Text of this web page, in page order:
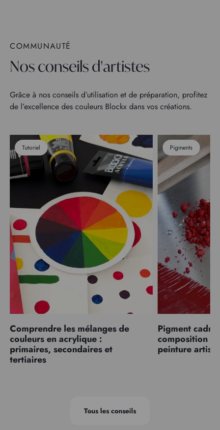
COMMUNAUTÉ
Nos conseils d'artistes
Grâce à nos conseils d’utilisation et de préparation, profitez
de l’excellence des couleurs Blockx dans vos créations.
Tutoriel
Comprendre les mélanges de
couleurs en acrylique :
primaires, secondaires et
tertiaires
Pigments
Pigment
composition
peinture
Tous les conseils